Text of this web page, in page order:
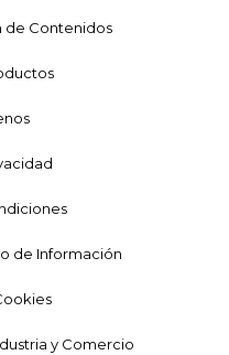
de Contenidos
de Información
y Comercio